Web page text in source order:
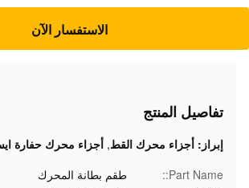
الاستفسار الآن
تفاصيل المنتج
إبراز: أجزاء محرك القط, أجزاء محرك حفارة
Part Name::
طقم بطانة المحرك